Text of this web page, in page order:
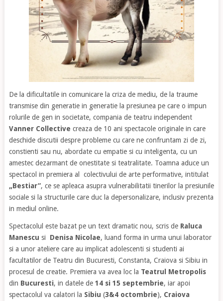
De la dificultatile in comunicare la criza de mediu, de la traume
transmise din generatie in generatie la presiunea pe care o impun
rolurile de gen in societate, compania de teatru independent
Vanner Collective creaza de 10 ani spectacole originale in care
deschide discutii despre probleme cu care ne confruntam zi de zi,
constienti sau nu, abordate cu empatie si cu inteligenta, cu un
amestec dezarmant de onestitate si teatralitate. Toamna aduce un
spectacol in premiera al colectivului de arte performative, intitulat
„Bestiar”, ce se apleaca asupra vulnerabilitatii tinerilor la presiunile
sociale si la structurile care duc la depersonalizare, inclusiv prezenta
in mediul online.
Spectacolul este bazat pe un text dramatic nou, scris de Raluca
Manescu si Denisa Nicolae, luand forma in urma unui laborator
si a unor ateliere care au implicat adolescenti si studenti ai
facultatilor de Teatru din Bucuresti, Constanta, Craiova si Sibiu in
procesul de creatie. Premiera va avea loc la Teatrul Metropolis
din Bucuresti, in datele de 14 si 15 septembrie, iar apoi
spectacolul va calatori la Sibiu (3&4 octombrie), Craiova